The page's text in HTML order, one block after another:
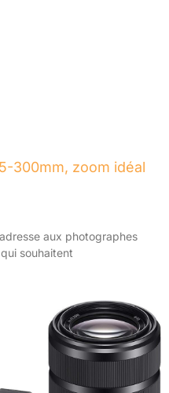
300mm, zoom idéal
aux photographes
souhaitent